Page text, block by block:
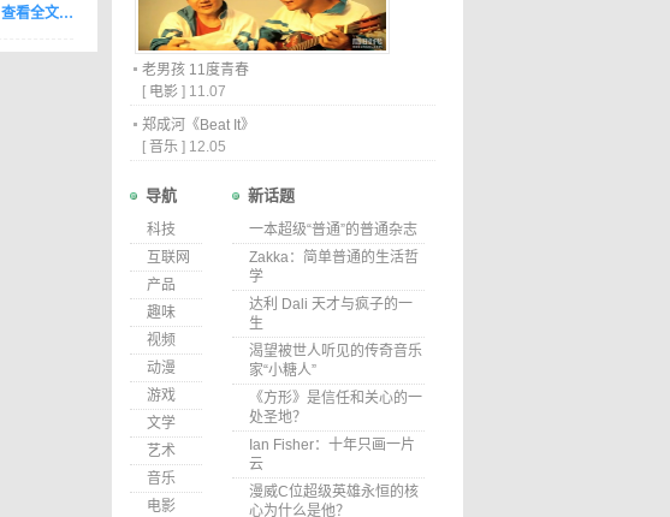
查看全文…
老男孩 11度青春
[ 电影 ] 11.07
郑成河《Beat It》
[ 音乐 ] 12.05
导航
科技
互联网
产品
趣味
视频
动漫
游戏
文学
艺术
音乐
电影
新话题
一本超级“普通”的普通杂志
Zakka：简单普通的生活哲
学
达利 Dali 天才与疯子的一
生
渴望被世人听见的传奇音乐
家“小糖人”
《方形》是信任和关心的一
处圣地？
Ian Fisher：十年只画一片
云
漫威C位超级英雄永恒的核
心为什么是他？